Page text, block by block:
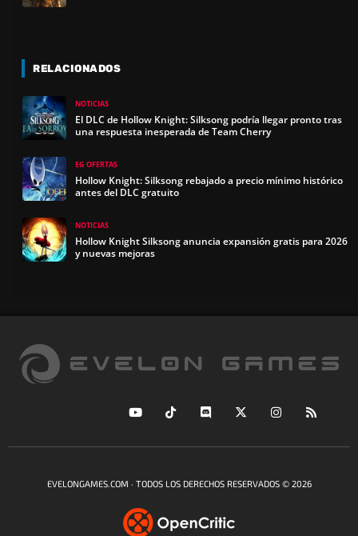
RELACIONADOS
NOTICIAS
El DLC de Hollow Knight: Silksong podría llegar pronto tras
una respuesta inesperada de Team Cherry
EG OFERTAS
Hollow Knight: Silksong rebajado a precio mínimo histórico
antes del DLC gratuito
NOTICIAS
Hollow Knight Silksong anuncia expansión gratis para 2026
y nuevas mejoras
EVELONGAMES.COM · TODOS LOS DERECHOS RESERVADOS © 2026